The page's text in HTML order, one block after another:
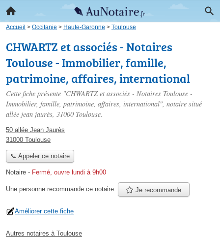
Accueil > Occitanie > Haute-Garonne > Toulouse
CHWARTZ et associés - Notaires
Toulouse - Immobilier, famille,
patrimoine, affaires, international
Cette fiche présente "CHWARTZ et associés - Notaires Toulouse -
Immobilier, famille, patrimoine, affaires, international", notaire situé
allée jean jaurès, 31000 Toulouse.
50 allée Jean Jaurès
31000 Toulouse
📞 Appeler ce notaire
Notaire - Fermé, ouvre lundi à 9h00
Une personne recommande ce notaire. Je recommande
Améliorer cette fiche
Autres notaires à Toulouse